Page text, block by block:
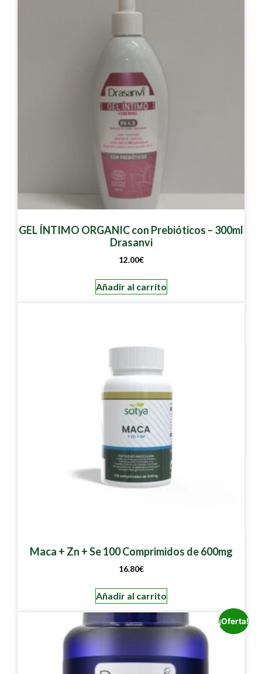
GEL ÍNTIMO ORGANIC con Prebióticos – 300ml
Drasanvi
12.00€
Añadir al carrito
Maca + Zn + Se 100 Comprimidos de 600mg
16.80€
Añadir al carrito
¡Oferta!